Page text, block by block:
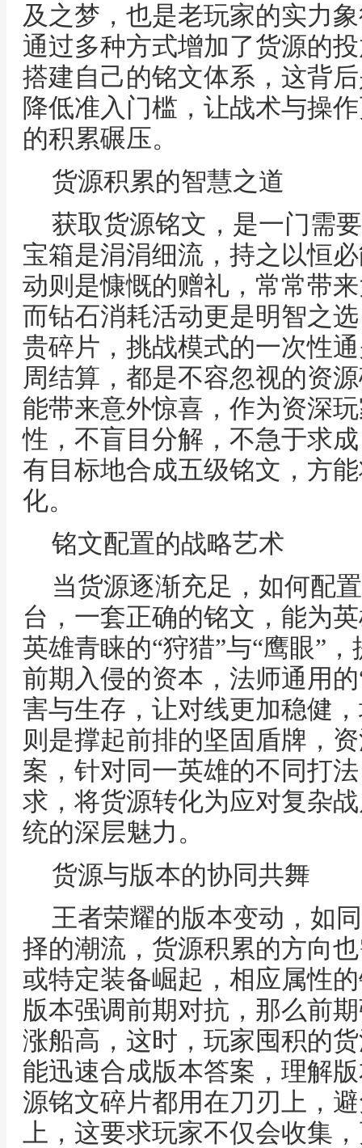
及之梦，也是老玩家的实力
通过多种方式增加了货源的
搭建自己的铭文体系，这背
降低准入门槛，让战术与操
的积累碾压。
货源积累的智慧之道
获取货源铭文，是一门需
宝箱是涓涓细流，持之以恒
动则是慷慨的赠礼，常常带
而钻石消耗活动更是明智之
贵碎片，挑战模式的一次性
周结算，都是不容忽视的资
能带来意外惊喜，作为资深
性，不盲目分解，不急于求
有目标地合成五级铭文，方
化。
铭文配置的战略艺术
当货源逐渐充足，如何配
台，一套正确的铭文，能为
英雄青睐的“狩猎”与“鹰眼”
前期入侵的资本，法师通用
害与生存，让对线更加稳健
则是撑起前排的坚固盾牌，
案，针对同一英雄的不同打
求，将货源转化为应对复杂
统的深层魅力。
货源与版本的协同共舞
王者荣耀的版本变动，如
择的潮流，货源积累的方向
或特定装备崛起，相应属性
版本强调前期对抗，那么前
涨船高，这时，玩家囤积的
能迅速合成版本答案，理解
源铭文碎片都用在刀刃上，
上，这要求玩家不仅会收集